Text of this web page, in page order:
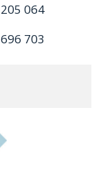
205 064
696 703